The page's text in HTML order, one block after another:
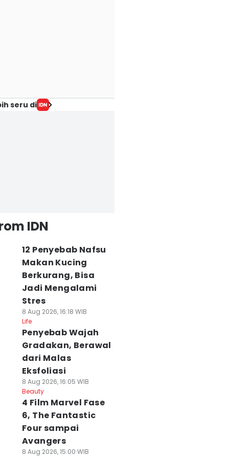
seru di
IDN
12 Penyebab Nafsu
Makan Kucing
Berkurang, Bisa
Jadi Mengalami
Stres
8 Aug 2026, 16:18 WIB
Life
Penyebab Wajah
Gradakan, Berawal
dari Malas
Eksfoliasi
8 Aug 2026, 16:05 WIB
Beauty
4 Film Marvel Fase
6, The Fantastic
Four sampai
Avangers
8 Aug 2026, 15:00 WIB